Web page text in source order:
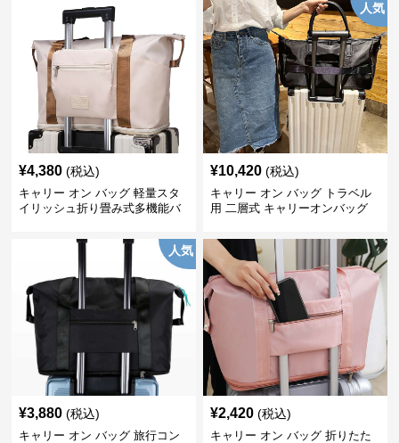
¥4,380 (税込)
キャリー オン バッグ 軽量スタ
イリッシュ折り畳み式多機能バ
人気
¥10,420 (税込)
キャリー オン バッグ トラベル
用 二層式 キャリーオンバッグ
人気
¥3,880 (税込)
キャリー オン バッグ 旅行コン
¥2,420 (税込)
キャリー オン バッグ 折りたた